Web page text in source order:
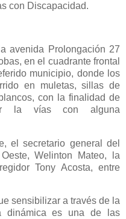
con Discapacidad.
avenida Prolongación 27
en el cuadrante frontal
municipio, donde los
en muletas, sillas de
con la finalidad de
la vías con alguna
el secretario general del
Welinton Mateo, la
Tony Acosta, entre
sensibilizar a través de la
dinámica es una de las